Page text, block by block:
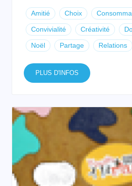
Amitié Choix
Convivialité Créativité
Noël Partage Relations
PLUS D'INFOS